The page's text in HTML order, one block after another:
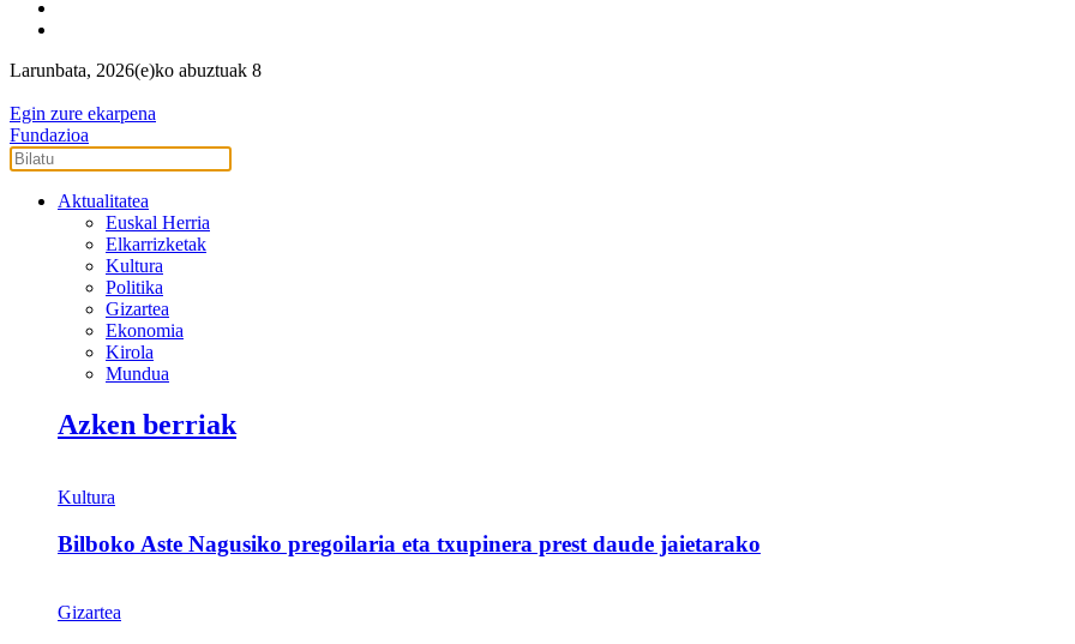
Larunbata, 2026(e)ko abuztuak 8
Egin zure ekarpena
Fundazioa
Aktualitatea
Euskal Herria
Elkarrizketak
Kultura
Politika
Gizartea
Ekonomia
Kirola
Mundua
Azken berriak
Kultura
Bilboko Aste Nagusiko pregoilaria eta txupinera prest daude jaietarako
Gizartea